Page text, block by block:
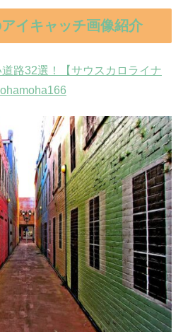
イキャッチ画像紹介
路32選！【サウスカロライナ